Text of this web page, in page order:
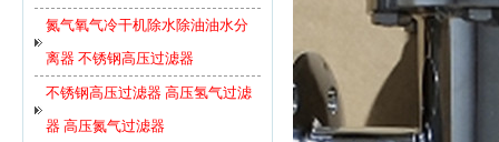
氮气氧气冷干机除水除油油水分
离器 不锈钢高压过滤器
不锈钢高压过滤器 高压氢气过滤
器 高压氮气过滤器